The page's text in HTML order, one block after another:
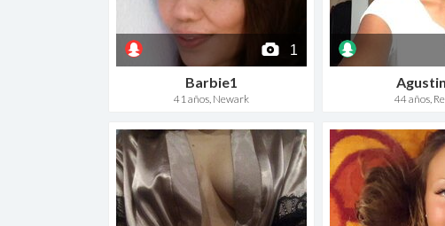
1
Barbie1
41 años, Newark 44 años,